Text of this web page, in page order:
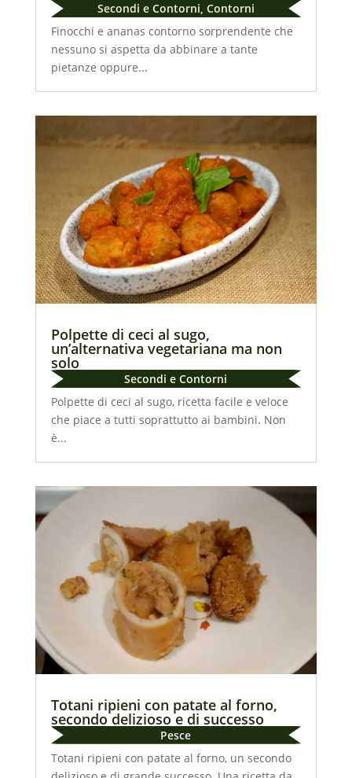
Secondi e Contorni, Contorni
Finocchi e ananas contorno sorprendente che
nessuno si aspetta da abbinare a tante
pietanze oppure...
Polpette di ceci al sugo,
un’alternativa vegetariana ma non
solo
Secondi e Contorni
Polpette di ceci al sugo, ricetta facile e veloce
che piace a tutti soprattutto ai bambini. Non
è...
Totani ripieni con patate al forno,
secondo delizioso e di successo
Pesce
Totani ripieni con patate al forno, un secondo